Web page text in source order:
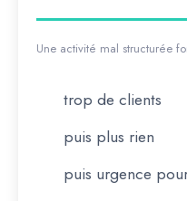
Une activité mal structurée
trop de clients
puis plus rien
puis urgence